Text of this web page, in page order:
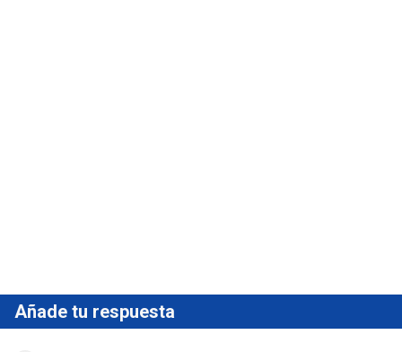
Añade tu respuesta